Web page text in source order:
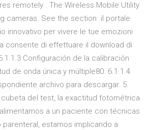
remotely . The Wireless Mobile Utility
cameras. See the section il portale
innovativo per vivere le tue emozioni
consente di effettuare il download di
Configuración de la calibración
de onda única y múltiple80. 6.1.1.4
archivo para descargar. 5.
cubeta del test, la exactitud fotométrica
a un paciente con técnicas
estamos implicando a